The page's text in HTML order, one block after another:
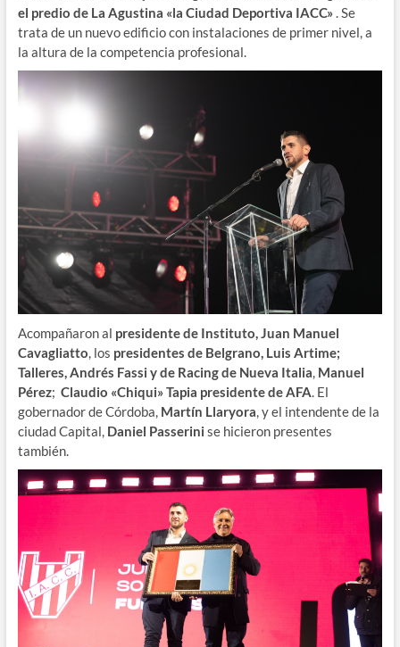
el predio de La Agustina «la Ciudad Deportiva IACC». Se
trata de un nuevo edificio con instalaciones de primer nivel, a
la altura de la competencia profesional.
Acompañaron al presidente de Instituto, Juan Manuel
Cavagliatto, los presidentes de Belgrano, Luis Artime;
Talleres, Andrés Fassi y de Racing de Nueva Italia,Manuel
Pérez; Claudio «Chiqui» Tapia presidente de AFA. El
gobernador de Córdoba, Martín Llaryora, y el intendente de la
ciudad Capital, Daniel Passerini se hicieron presentes
también.